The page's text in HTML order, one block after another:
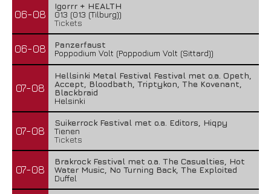
06-08
Igorrr + HEALTH
013 (013 (Tilburg))
Tickets
06-08
Panzerfaust
Poppodium Volt (Poppodium Volt (Sittard))
07-08
Hellsinki Metal Festival Festival met o.a. Opeth,
Accept, Bloodbath, Triptykon, The Kovenant,
Blackbraid
Helsinki
07-08
Suikerrock Festival met o.a. Editors, Hiqpy
Tienen
Tickets
07-08
Brakrock Festival met o.a. The Casualties, Hot
Water Music, No Turning Back, The Exploited
Duffel